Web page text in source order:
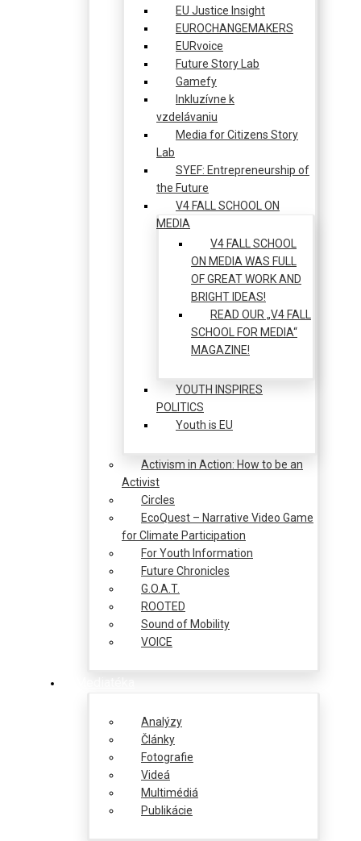
EU Justice Insight
EUROCHANGEMAKERS
EURvoice
Future Story Lab
Gamefy
Inkluzívne k
vzdelávaniu
Media for Citizens Story
Lab
SYEF: Entrepreneurship of
the Future
V4 FALL SCHOOL ON
MEDIA
V4 FALL SCHOOL
ON MEDIA WAS FULL
OF GREAT WORK AND
BRIGHT IDEAS!
READ OUR „V4 FALL
SCHOOL FOR MEDIA“
MAGAZINE!
YOUTH INSPIRES
POLITICS
Youth is EU
Activism in Action: How to be an
Activist
Circles
EcoQuest – Narrative Video Game
for Climate Participation
For Youth Information
Future Chronicles
G.O.A.T.
ROOTED
Sound of Mobility
VOICE
Analýzy
Články
Fotografie
Videá
Multimédiá
Publikácie